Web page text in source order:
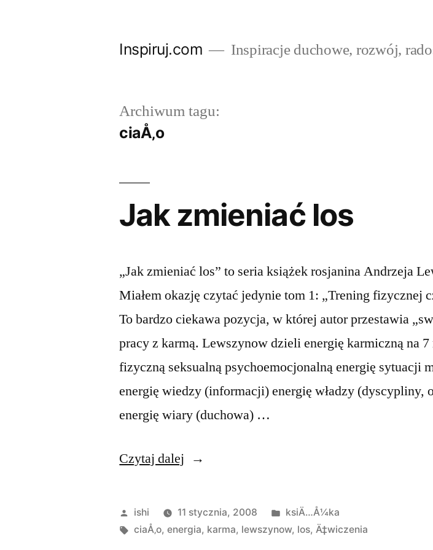
Inspiruj.com Inspiracje duchowe, rozwój,
Archiwum tagu:
ciaÅ‚o
Jak zmieniać los
„Jak zmieniać los” to seria książek rosjanina Andrzeja
Miałem okazję czytać jedynie tom 1: „Trening fizycznej
To bardzo ciekawa pozycja, w której autor przestawia
pracy z karmą. Lewszynow dzieli energię karmiczną na
fizyczną seksualną psychoemocjonalną energię sytuacji
energię wiedzy (informacji) energię władzy (dyscypliny,
energię wiary (duchowa) …
Czytaj dalej „Jak
los”
Opublikowane
przez
ishi 11 stycznia, 2008
Opublikowano
w
ksiÄ…Å¼ka
Tagi:
ciaÅ‚o,energia, karma, lewszynow, los,Ä‡wiczenia